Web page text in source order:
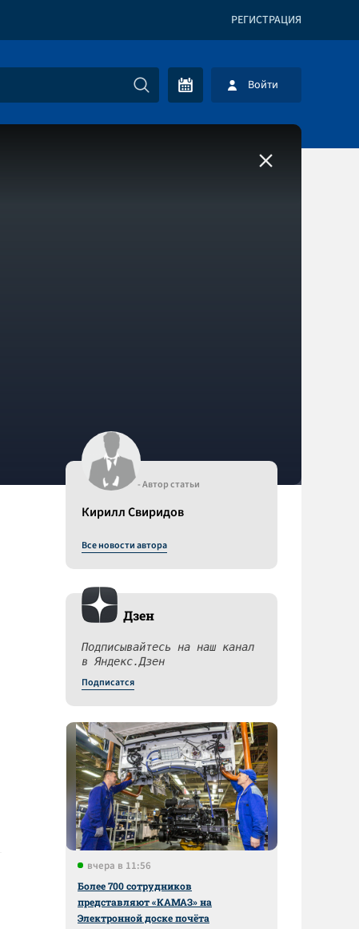
РЕГИСТРАЦИЯ
Войти
- Автор статьи
Кирилл Свиридов
Все новости автора
Дзен
Подписывайтесь на наш канал
в Яндекс.Дзен
Подписатся
вчера в 11:56
Более 700 сотрудников
представляют «КАМАЗ» на
Электронной доске почёта